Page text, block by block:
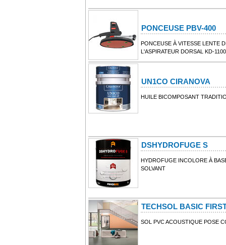
PONCEUSE PBV-400
PONCEUSE À VITESSE LENTE
L'ASPIRATEUR DORSAL KD-1100
UN1CO CIRANOVA
HUILE BICOMPOSANT
DSHYDROFUGE S
HYDROFUGE INCOLORE À
SOLVANT
TECHSOL BASIC
SOL PVC ACOUSTIQUE POSE